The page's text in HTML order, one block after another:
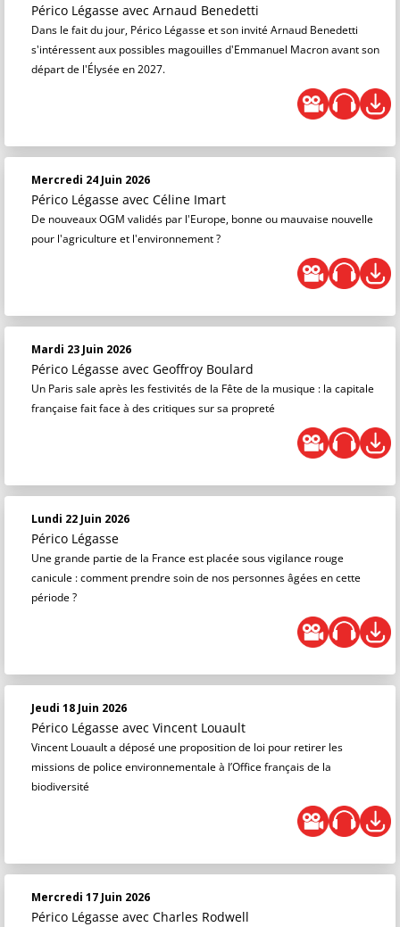
Périco Légasse avec Arnaud Benedetti
Dans le fait du jour, Périco Légasse et son invité Arnaud Benedetti
s'intéressent aux possibles magouilles d'Emmanuel Macron avant son
départ de l'Élysée en 2027.
Mercredi 24 Juin 2026
Périco Légasse avec Céline Imart
De nouveaux OGM validés par l'Europe, bonne ou mauvaise nouvelle
pour l'agriculture et l'environnement ?
Mardi 23 Juin 2026
Périco Légasse avec Geoffroy Boulard
Un Paris sale après les festivités de la Fête de la musique : la capitale
française fait face à des critiques sur sa propreté
Lundi 22 Juin 2026
Périco Légasse
Une grande partie de la France est placée sous vigilance rouge
canicule : comment prendre soin de nos personnes âgées en cette
période ?
Jeudi 18 Juin 2026
Périco Légasse avec Vincent Louault
Vincent Louault a déposé une proposition de loi pour retirer les
missions de police environnementale à l’Office français de la
biodiversité
Mercredi 17 Juin 2026
Périco Légasse avec Charles Rodwell